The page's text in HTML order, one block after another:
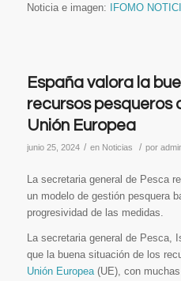
Noticia e imagen: IFOMO
España valora la
recursos pesqueros
Unión Europea
junio 25, 2024 / en Noticias / por
La secretaria general de Pesca
un modelo de gestión pesquera
progresividad de las medidas.
La secretaria general de Pesca,
que la buena situación de los
Unión Europea(UE), con